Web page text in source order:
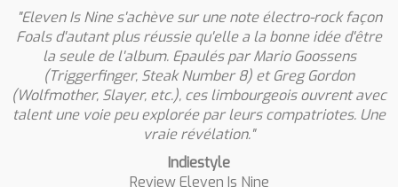
"Eleven Is Nine s'achève sur une note électro-rock façon
Foals d'autant plus réussie qu'elle a la bonne idée d'être
la seule de l'album. Epaulés par Mario Goossens
(Triggerfinger, Steak Number 8) et Greg Gordon
(Wolfmother, Slayer, etc.), ces limbourgeois ouvrent avec
talent une voie peu explorée par leurs compatriotes. Une
vraie révélation."
Indiestyle
Review Eleven Is Nine